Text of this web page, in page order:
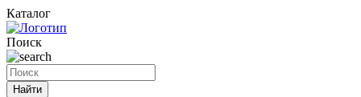
Каталог
Поиск
Найти